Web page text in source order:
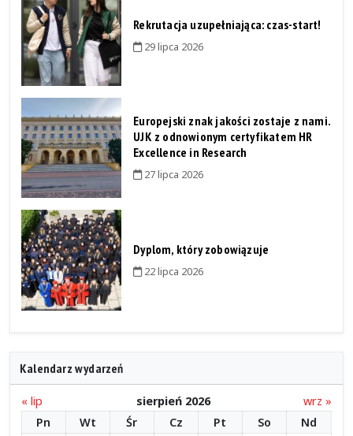
Rekrutacja uzupełniająca: czas-start!
29 lipca 2026
Europejski znak jakości zostaje z nami.
UJK z odnowionym certyfikatem HR
Excellence in Research
27 lipca 2026
Dyplom, który zobowiązuje
22 lipca 2026
Kalendarz wydarzeń
« lip sierpień 2026
wrz »
Pn
Wt Śr Cz Pt So Nd